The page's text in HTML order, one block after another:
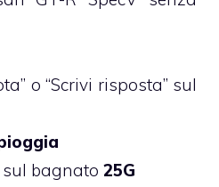
o “Scrivi risposta” sul
bagnato 25G